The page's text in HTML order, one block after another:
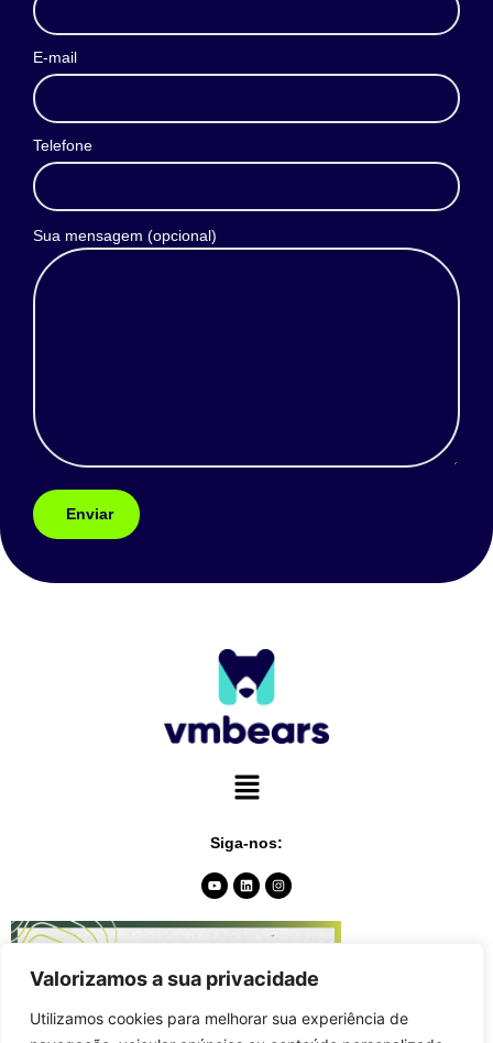
Valorizamos a sua privacidade
Utilizamos cookies para melhorar sua experiência de
E-mail
Telefone
Sua mensagem (opcional)
Siga-nos: